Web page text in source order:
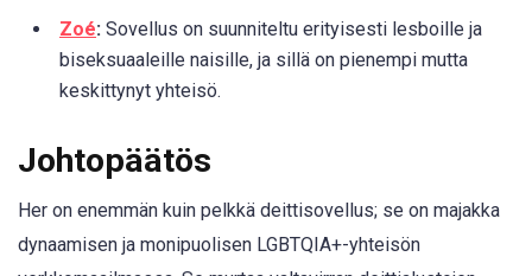
Zoé: Sovellus on suunniteltu erityisesti lesboille ja
biseksuaaleille naisille, ja sillä on pienempi mutta
keskittynyt yhteisö.
Johtopäätös
Her on enemmän kuin pelkkä deittisovellus; se on majakka
dynaamisen ja monipuolisen LGBTQIA+-yhteisön